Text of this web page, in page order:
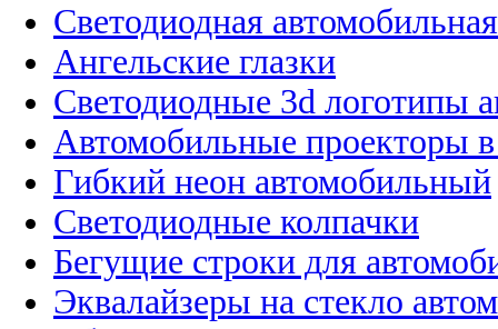
Светодиодная
Ангельские глазки
Светодиодные 3d логотипы
Автомобильные проекторы
Гибкий неон автомобильный
Светодиодные колпачки
Бегущие строки для
Эквалайзеры на стекло